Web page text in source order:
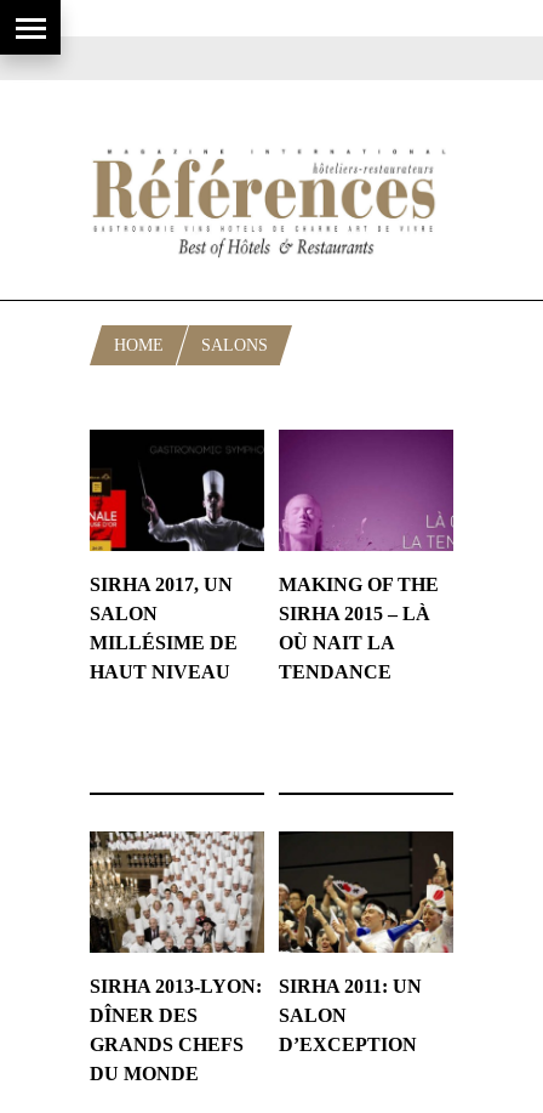
HOME SALONS
SIRHA 2017, UN
SALON
MILLÉSIME DE
HAUT NIVEAU
MAKING OF THE
SIRHA 2015 – LÀ
OÙ NAIT LA
TENDANCE
SIRHA 2013-LYON:
DÎNER DES
GRANDS CHEFS
DU MONDE
SIRHA 2011: UN
SALON
D’EXCEPTION